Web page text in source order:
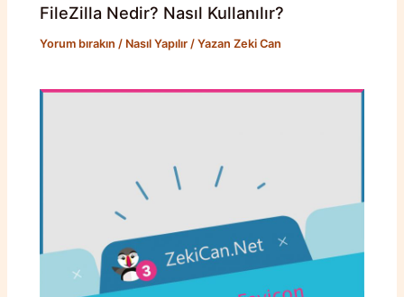
FileZilla Nedir? Nasıl Kullanılır?
Yorum bırakın / Nasıl Yapılır / Yazan Zeki Can